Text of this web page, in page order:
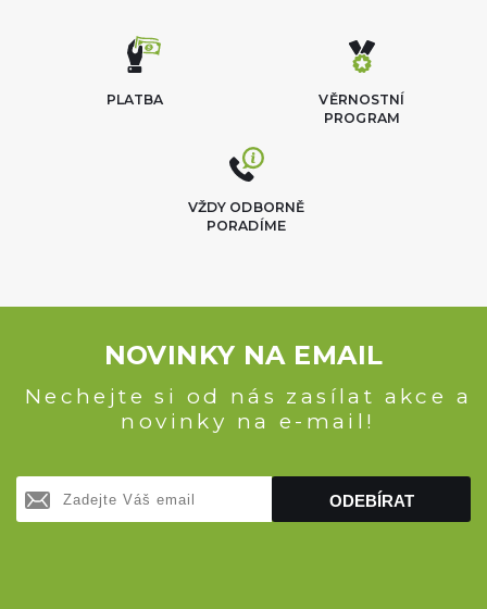
VĚRNOSTNÍ
PROGRAM
PLATBA
VŽDY ODBORNĚ
PORADÍME
NOVINKY NA EMAIL
Nechejte si od nás zasílat akce a
novinky na e-mail!
ODEBÍRAT